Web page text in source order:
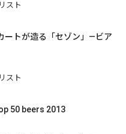
スト
ートが造る「セゾン」―ビア
スト
50 beers 2013